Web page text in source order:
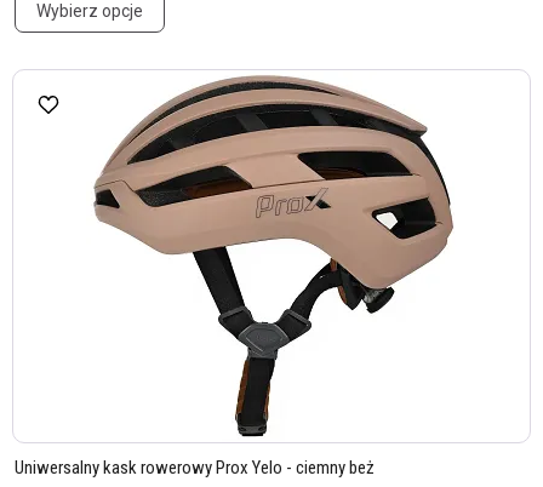
Wybierz opcje
Uniwersalny kask rowerowy Prox Yelo - ciemny beż